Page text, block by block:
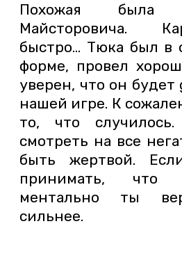
Похожая
Майсторовича.
быстро… Тюка был в
форме, провел
уверен, что он будет
нашей игре. К
то, что
смотреть на все
быть жертвой.
принимать, что
ментально ты
сильнее.